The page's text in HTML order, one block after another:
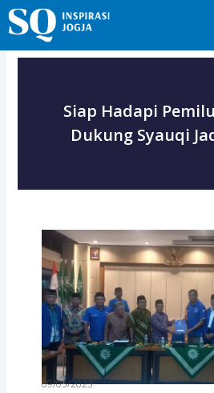
Skip
to
content
Siap Hadapi
Dukung Syauqi
09/05/2023